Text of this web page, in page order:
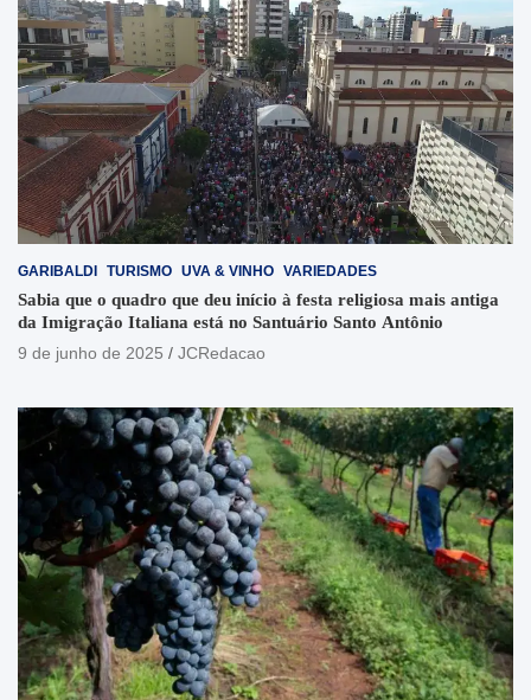
GARIBALDI TURISMO UVA & VINHO VARIEDADES
Sabia que o quadro que deu início à festa religiosa mais antiga
da Imigração Italiana está no Santuário Santo Antônio
9 de junho de 2025
JCRedacao